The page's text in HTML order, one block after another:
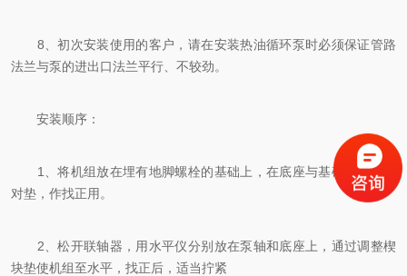
8、初次安装使用的客户，请在安装热油循环泵时必须保证管路
法兰与泵的进出口法兰平行、不较劲。
安装顺序：
1、将机组放在埋有地脚螺栓的基础上，在底座与基础之间放成
对垫，作找正用。
2、松开联轴器，用水平仪分别放在泵轴和底座上，通过调整楔
块垫使机组至水平，找正后，适当拧紧